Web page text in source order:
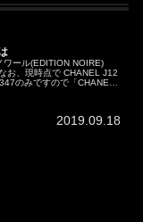
ール(EDITION NOIRE)
お、現時点で CHANEL J12
のみですので「CHANEL
2019.09.18